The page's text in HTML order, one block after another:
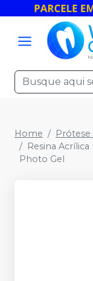
Home
Resina
Photo Gel